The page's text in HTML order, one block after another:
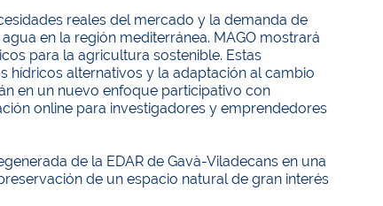
reales del mercado y la demanda de
en la región mediterránea. MAGO mostrará
para la agricultura sostenible. Estas
hídricos alternativos y la adaptación al cambio
en un nuevo enfoque participativo con
online para investigadores y emprendedores
de la EDAR de Gavà-Viladecans en una
de un espacio natural de gran interés